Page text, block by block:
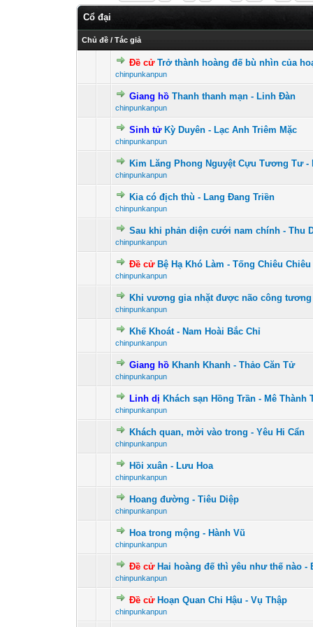
Cổ đại
Chủ đề /Tác giả
Đề cử Trở thành hoàng đế bù nhìn của
chinpunkanpun
0 Vote(s) - 0 1
Giang hồ Thanh thanh mạn - Linh Đàn
chinpunkanpun
0 Vote(s) - 0
Sinh tử Kỳ Duyên - Lạc Anh Triêm Mặc
chinpunkanpun
0 Vote(s) - 0
Kim Lăng Phong Nguyệt Cựu Tương Tư -
chinpunkanpun
0 Vote(s) - 0 1
Kia có địch thù - Lang Đang Triền
chinpunkanpun
0 Vote(s) - 0
Sau khi phản diện cưới nam chính - Thu
chinpunkanpun
0 Vote(s) - 0 1
Đề cử Bệ Hạ Khó Làm - Tống Chiêu Chiêu
chinpunkanpun
1 Vote(s)1
Khi vương gia nhặt được não công tương
chinpunkanpun
0 Vote(s) - 0 1
Khế Khoát - Nam Hoài Bắc Chỉ
chinpunkanpun
0 Vote(s) - 0
Giang hồ Khanh Khanh - Thảo Căn Tử
chinpunkanpun
0 Vote(s) - 0
Linh dị Khách sạn Hồng Trần - Mê Thành
chinpunkanpun
0 Vote(s) - 0 1
Khách quan, mời vào trong - Yêu Hi Cẩn
chinpunkanpun
0 Vote(s) - 0
Hồi xuân - Lưu Hoa
chinpunkanpun
Hoang đường - Tiêu Diệp
chinpunkanpun
Hoa trong mộng - Hành Vũ
chinpunkanpun
Đề cử Hai hoàng đế thì yêu như thế nào -
chinpunkanpun
0 Vote(s) - 0 1
Đề cử Hoạn Quan Chi Hậu - Vụ Thập
chinpunkanpun
0 Vote(s) - 0